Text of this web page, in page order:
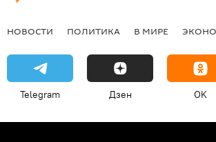
НОВОСТИ ПОЛИТИКА В МИРЕ
Telegram Дзен OK